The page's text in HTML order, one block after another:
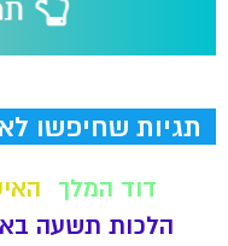
תגיות שחיפשו
דוד המלך
הלכות תשעה